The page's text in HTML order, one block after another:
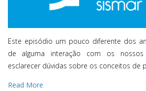
Este episódio um pouco diferente dos
de alguma interação com os nossos
esclarecer dúvidas sobre os conceitos de
Read More